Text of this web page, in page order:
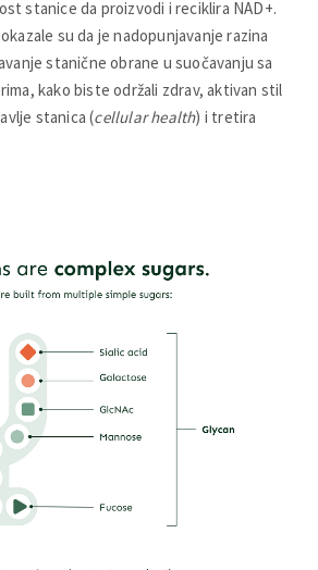
stanice da proizvodi i reciklira NAD+.
su da je nadopunjavanje razina
stanične obrane u suočavanju sa
kako biste održali zdrav, aktivan stil
stanica (cellular health) i tretira